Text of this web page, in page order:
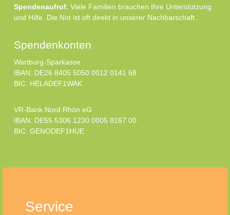
Spendenaufruf. Viele Familien brauchen Ihre Unterstützung
und Hilfe. Die Not ist oft direkt in unserer Nachbarschaft.
Spendenkonten
Wartburg-Sparkasse
IBAN: DE26 8405 5050 0012 0141 68
BIC: HELADEF1WAK
VR-Bank Nord Rhön eG
IBAN: DE55 5306 1230 0005 8167 00
BIC: GENODEF1HUE
Service